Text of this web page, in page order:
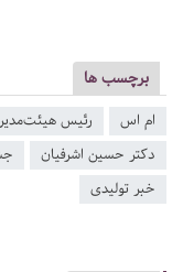
برچسب ها
ام اس
رئیس
دکتر حسین اشرفیان
خبر تولیدی